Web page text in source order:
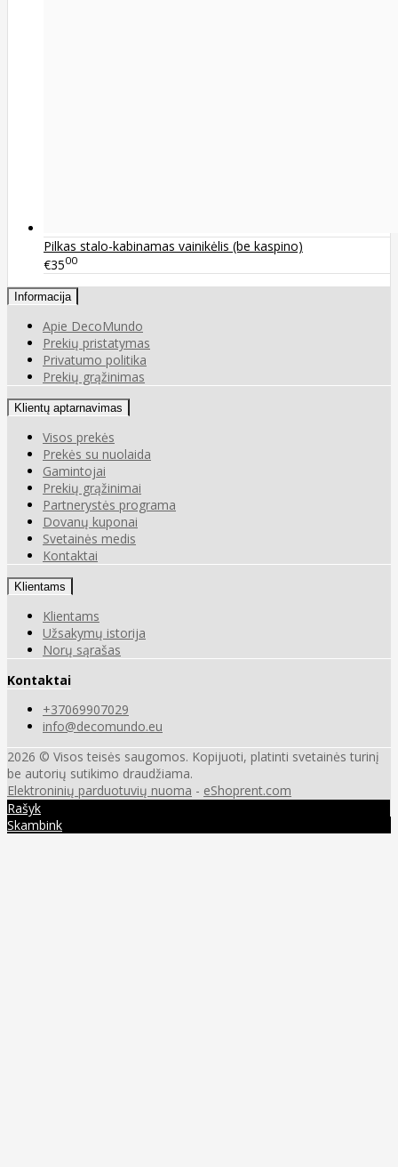
Pilkas stalo-kabinamas vainikėlis (be kaspino)
€3500
Informacija
Apie DecoMundo
Prekių pristatymas
Privatumo politika
Prekių grąžinimas
Klientų aptarnavimas
Visos prekės
Prekės su nuolaida
Gamintojai
Prekių grąžinimai
Partnerystės programa
Dovanų kuponai
Svetainės medis
Kontaktai
Klientams
Klientams
Užsakymų istorija
Norų sąrašas
Kontaktai
+37069907029
info@decomundo.eu
2026 © Visos teisės saugomos. Kopijuoti, platinti svetainės turinį
be autorių sutikimo draudžiama.
Elektroninių parduotuvių nuoma - eShoprent.com
Rašyk
Skambink